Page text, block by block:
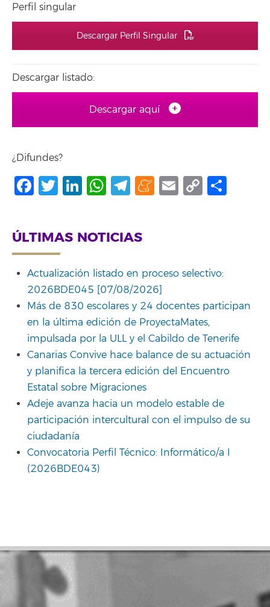
Perfil singular
Descargar Perfil Singular
Descargar listado:
Descargar aquí
¿Difundes?
Facebook
Twitter
LinkedIn
WhatsApp
Telegram
Meneame
Email
Copy
ÚLTIMAS NOTICIAS
Actualización listado en proceso selectivo:
2026BDE045 [07/08/2026]
Más de 830 escolares y 24 docentes participan
en la última edición de ProyectaMates,
impulsada por la ULL y el Cabildo de Tenerife
Canarias Convive hace balance de su actuación
y planifica la tercera edición del Encuentro
Estatal sobre Migraciones
Adeje avanza hacia un modelo estable de
participación intercultural con el impulso de su
ciudadanía
Convocatoria Perfil Técnico: Informático/a I
(2026BDE043)